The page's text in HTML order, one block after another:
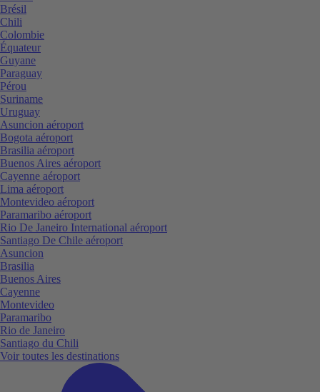
Brésil
Chili
Colombie
Équateur
Guyane
Paraguay
Pérou
Suriname
Uruguay
Asuncion aéroport
Bogota aéroport
Brasilia aéroport
Buenos Aires aéroport
Cayenne aéroport
Lima aéroport
Montevideo aéroport
Paramaribo aéroport
Rio De Janeiro International aéroport
Santiago De Chile aéroport
Asuncion
Brasilia
Buenos Aires
Cayenne
Montevideo
Paramaribo
Rio de Janeiro
Santiago du Chili
Voir toutes les destinations